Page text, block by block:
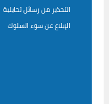
التحذير من رسائل تحايلية
الإبلاغ عن سوء السلوك